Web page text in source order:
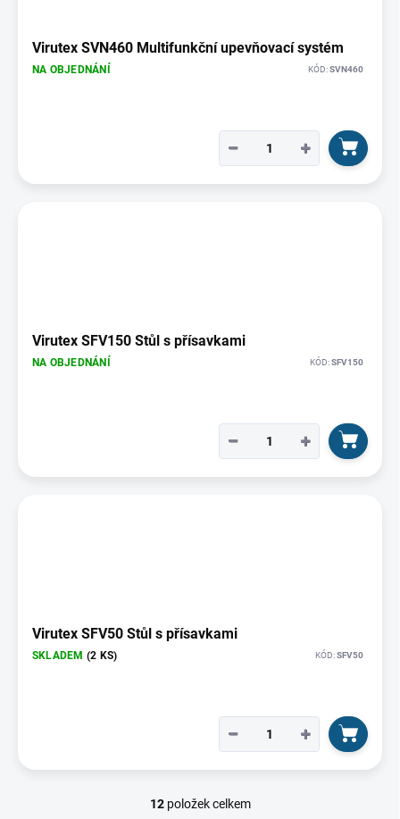
Virutex SVN460 Multifunkční upevňovací systém
NA OBJEDNÁNÍ KÓD:SVN460
+
−
Virutex SFV150 Stůl s přísavkami
NA OBJEDNÁNÍ KÓD:SFV150
+
−
Virutex SFV50 Stůl s přísavkami
SKLADEM (2 KS) KÓD:SFV50
+
−
O
12položek celkem